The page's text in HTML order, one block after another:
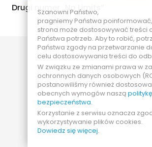
Drugi numer „No Limits”
Szanowni Państwo,
pragniemy Państwa
strona może dostosowywać treści
Państwa potrzeb. Aby to robić,
Państwa zgody na przetwarzanie
celu dostosowywania treści do
W związku ze zmianami prawa w
ochronnych danych osobowych
postanowiliśmy również
obecnych wymogów naszą politykę
bezpieczeństwa.
Korzystanie z serwisu oznacza
wykorzystywanie plików cookies.
Dowiedz się więcej.